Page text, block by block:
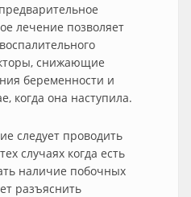
лечение позволяет
снижающие
беременности и
когда она наступила.
следует проводить
случаях когда есть
наличие побочных
разъяснить